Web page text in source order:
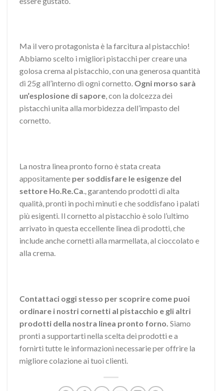
Ma il vero protagonista è la farcitura al pistacchio!
Abbiamo scelto i migliori pistacchi per creare una
golosa crema al pistacchio, con una generosa quantità
di 25g all’interno di ogni cornetto. Ogni morso sarà
un’esplosione di sapore, con la dolcezza dei
pistacchi unita alla morbidezza dell’impasto del
cornetto.
La nostra linea pronto forno è stata creata
appositamente per soddisfare le esigenze del
settore Ho.Re.Ca., garantendo prodotti di alta
qualità, pronti in pochi minuti e che soddisfano i palati
più esigenti. Il cornetto al pistacchio è solo l’ultimo
arrivato in questa eccellente linea di prodotti, che
include anche cornetti alla marmellata, al cioccolato e
alla crema.
Contattaci oggi stesso per scoprire come puoi
ordinare i nostri cornetti al pistacchio e gli altri
prodotti della nostra linea pronto forno. Siamo
pronti a supportarti nella scelta dei prodotti e a
fornirti tutte le informazioni necessarie per offrire la
migliore colazione ai tuoi clienti.